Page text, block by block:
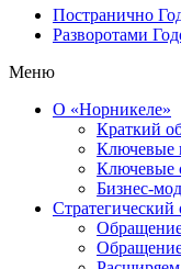
Постранично
Разворотами
Меню
О «Норникеле»
Краткий
Ключевые
Ключевые
Бизнес-
Стратегический
Обращение